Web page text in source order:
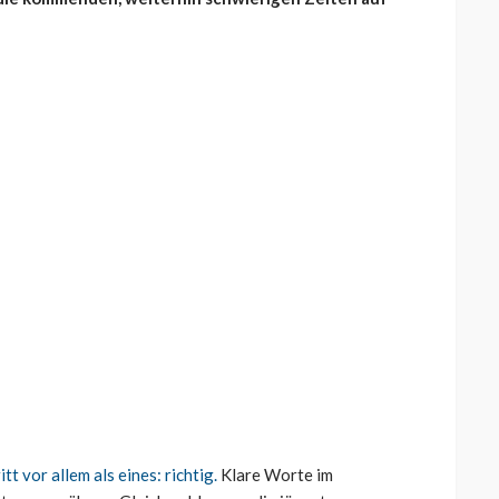
vor allem als eines: richtig. Klare Worte im